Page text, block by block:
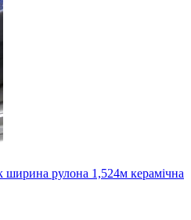
рулона 1,524м керамічна